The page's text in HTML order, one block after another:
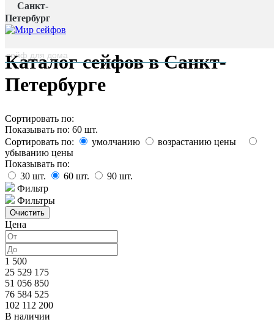
Санкт-
Петербург
Главная страница
Каталог
наверх
Каталог сейфов в Санкт-
Петербурге
Сортировать по:
Показывать по: 60 шт.
Сортировать по:
умолчанию
возрастанию цены
убыванию цены
Показывать по:
30 шт. 60 шт. 90 шт.
Фильтр
Фильтры
Цена
1 500
25 529 175
51 056 850
76 584 525
102 112 200
В наличии